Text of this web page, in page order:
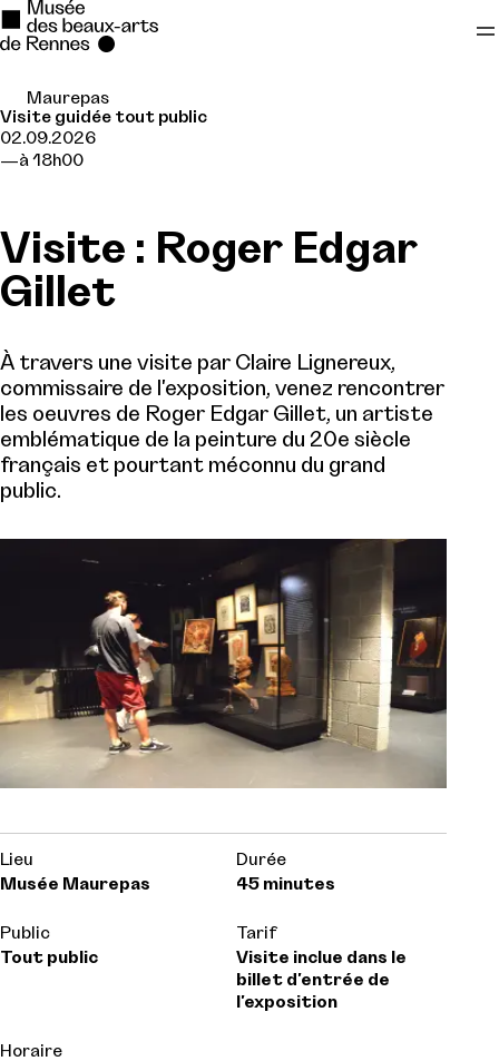
Se rendre au
Contenu principal
Maurepas
Visite guidée tout public
02.09.2026
à 18h00
Visite : Roger Edgar
Gillet
À travers une visite par Claire Lignereux,
commissaire de l'exposition, venez rencontrer
les oeuvres de Roger Edgar Gillet, un artiste
emblématique de la peinture du 20e siècle
français et pourtant méconnu du grand
public.
Lieu
Musée Maurepas
Durée
45 minutes
Public
Tout public
Tarif
Visite inclue dans le
billet d'entrée de
l'exposition
Horaire